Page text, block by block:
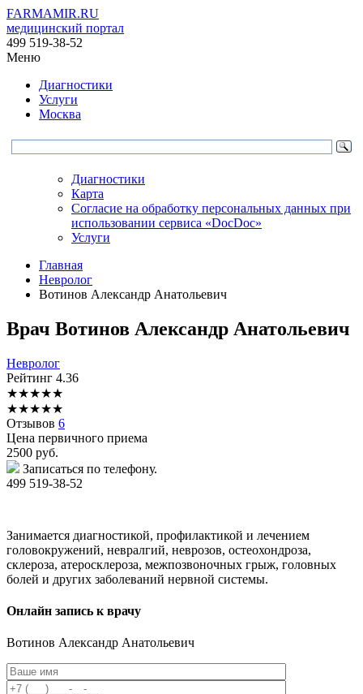
FARMAMIR.RU
медицинский портал
499 519-38-52
Меню
Диагностики
Услуги
Москва
Диагностики
Карта
Согласие на обработку персональных данных при
использовании сервиса «DocDoc»
Услуги
Главная
Невролог
Вотинов Александр Анатольевич
Врач Вотинов Александр Анатольевич
Невролог
Рейтинг 4.36
★★★★★
★★★★★
Отзывов 6
Цена первичного приема
2500 руб.
Записаться по телефону.
499 519-38-52
Занимается диагностикой, профилактикой и лечением
головокружений, невралгий, неврозов, остеохондроза,
склероза, атеросклероза, межпозвоночных грыж, головных
болей и других заболеваний нервной системы.
Онлайн запись к врачу
Вотинов Александр Анатольевич